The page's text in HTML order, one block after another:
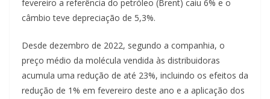
fevereiro a referência do petróleo (Brent) caiu 6% e o
câmbio teve depreciação de 5,3%.
Desde dezembro de 2022, segundo a companhia, o
preço médio da molécula vendida às distribuidoras
acumula uma redução de até 23%, incluindo os efeitos da
redução de 1% em fevereiro deste ano e a aplicação dos